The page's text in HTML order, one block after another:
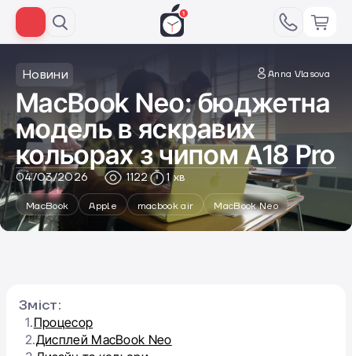
Новини Anna Vlasova
MacBook Neo: бюджетна
модель в яскравих
кольорах з чипом А18 Pro
04/03/2026 1122 1 хв
MacBook Apple macbook air MacBook Neo
Зміст:
1.Процесор
2.Дисплей MacBook Neo